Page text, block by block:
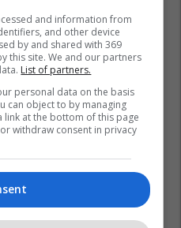
and information from
and other device
by and shared with 369
this site. We and our partners
List of partners.
personal data on the basis
can object to by managing
at the bottom of this page
withdraw consent in privacy